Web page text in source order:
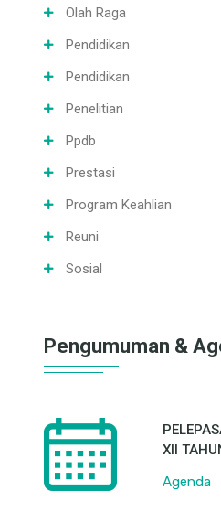
Olah Raga
Pendidikan
Pendidikan
Penelitian
Ppdb
Prestasi
Program Keahlian
Reuni
Sosial
Pengumuman &
XII
Agenda